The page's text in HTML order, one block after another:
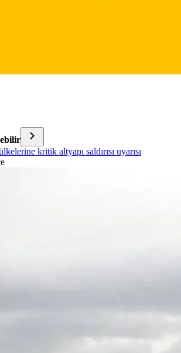
kritik altyapı saldırısı uyarısı